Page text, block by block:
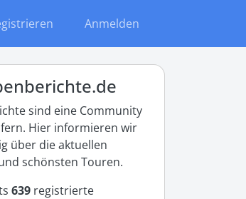
Anmelden
sind eine Community
Hier informieren wir
über die aktuellen
schönsten Touren.
639 registrierte